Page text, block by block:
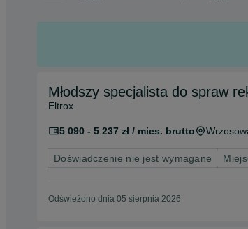
Młodszy specjalista do spraw
Eltrox
5 090 - 5 237 zł / mies. brutto
Doświadczenie nie jest wymagane
Odświeżono dnia 05 sierpnia 2026